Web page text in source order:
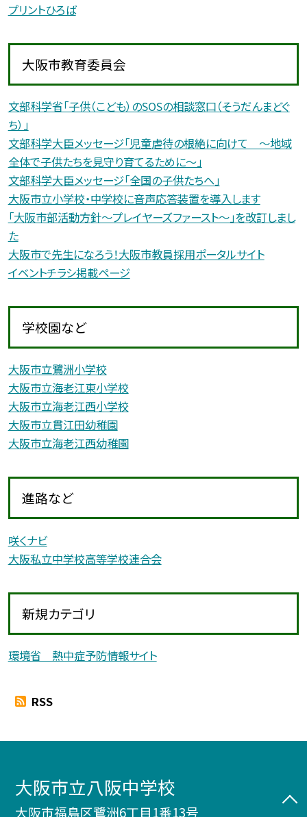
プリントひろば
大阪市教育委員会
文部科学省「子供（こども）のSOSの相談窓口（そうだんまどぐ
ち）」
文部科学大臣メッセージ「児童虐待の根絶に向けて 〜地域
全体で子供たちを見守り育てるために〜」
文部科学大臣メッセージ「全国の子供たちへ」
大阪市立小学校・中学校に音声応答装置を導入します
「大阪市部活動方針〜プレイヤーズファースト〜」を改訂しまし
た
大阪市で先生になろう！大阪市教員採用ポータルサイト
イベントチラシ掲載ページ
学校園など
大阪市立鷺洲小学校
大阪市立海老江東小学校
大阪市立海老江西小学校
大阪市立貫江田幼稚園
大阪市立海老江西幼稚園
進路など
咲くナビ
大阪私立中学校高等学校連合会
新規カテゴリ
環境省 熱中症予防情報サイト
RSS
大阪市立八阪中学校
大阪市福島区鷺洲6丁目1番13号